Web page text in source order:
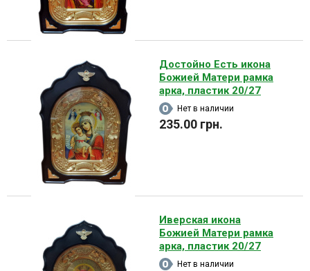
Достойно Есть икона
Божией Матери рамка
арка, пластик 20/27
Нет в наличии
235.00 грн.
Иверская икона
Божией Матери рамка
арка, пластик 20/27
Нет в наличии